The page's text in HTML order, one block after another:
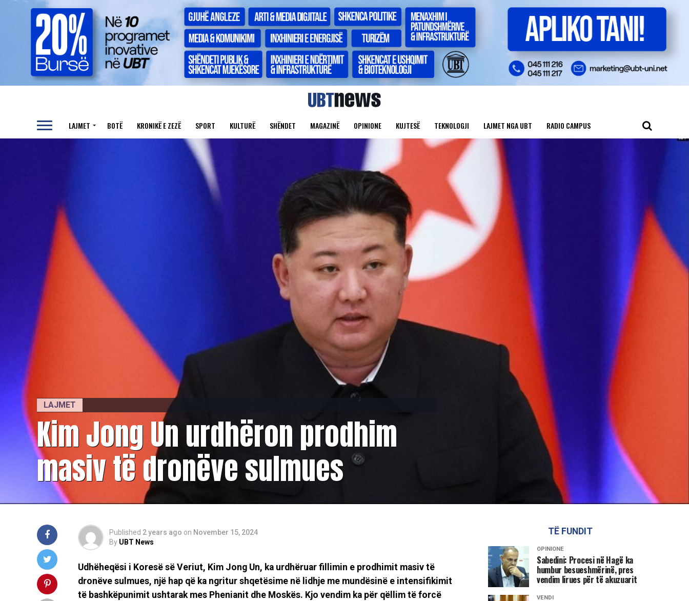
LAJMET BOTË KRONIKË E ZEZË SPORT KULTURË SHËNDET MAGAZINË OPINIONE KUJTESË TEKNOLOGJI LAJMET NGA UBT RADIO CAMPUS
LAJMET
Kim Jong Un urdhëron prodhim
masiv të dronëve sulmues
Published 2 years ago on November 15, 2024
By UBT News
Udhëheqësi i Koresë së Veriut, Kim Jong Un, ka urdhëruar fillimin e prodhimit masiv të
dronëve sulmues, një hap që ka ngritur shqetësime në lidhje me mundësinë e intensifikimit
të bashkëpunimit ushtarak mes Phenianit dhe Moskës. Kjo vendim ka për qëllim të forcë
TË FUNDIT
OPINIONE
Sabedini: Procesi në Hagë ka
humbur besueshmërinë, pres
vendim lirues për të akuzuarit
VENDI